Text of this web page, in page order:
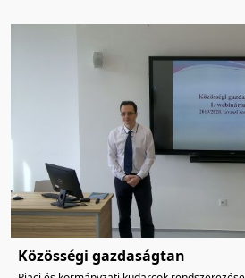
Közösségi gazdaságtan